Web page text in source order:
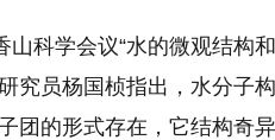
科学会议“水的微观结构
究员杨国桢指出，水分子
团的形式存在，它结构奇